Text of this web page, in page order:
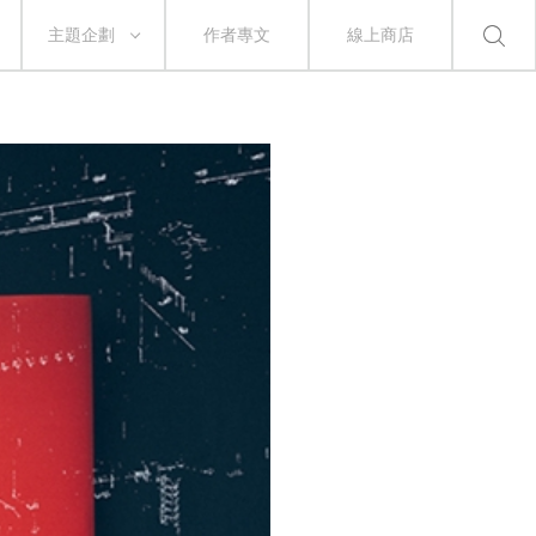
主題企劃 作者專文 線上商店